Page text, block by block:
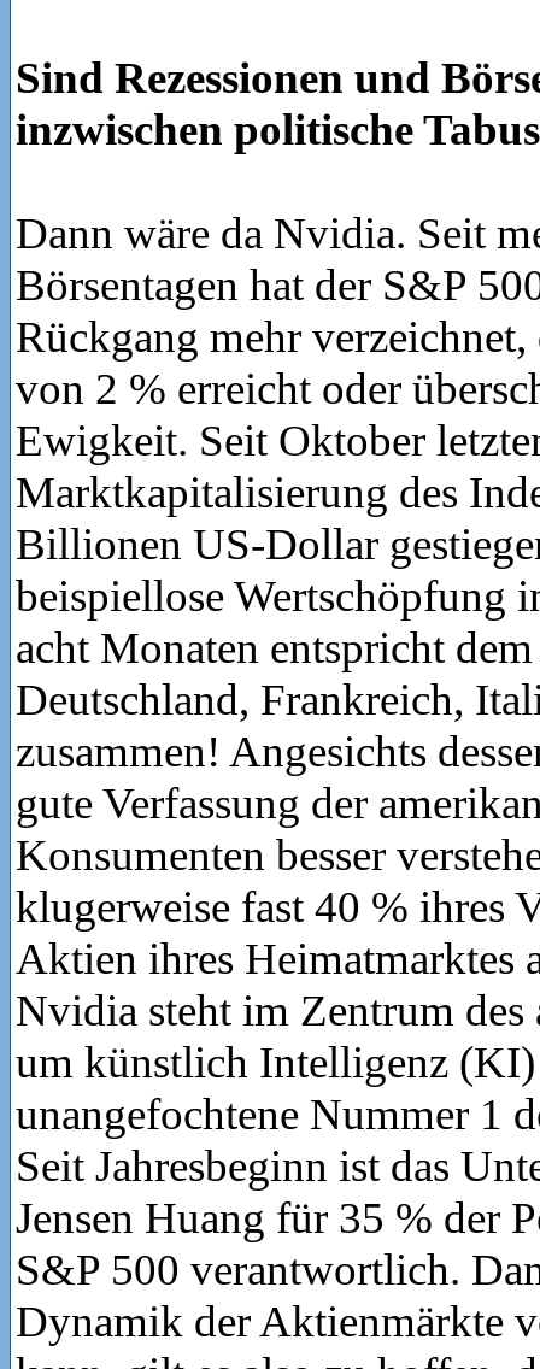
Sind Rezessionen und
inzwischen politische
Dann wäre da Nvidia. Seit
Börsentagen hat der S&P
Rückgang mehr
von 2 % erreicht oder
Ewigkeit. Seit Oktober
Marktkapitalisierung des
Billionen US-Dollar
beispiellose Wertschöpfung
acht Monaten entspricht
Deutschland, Frankreich,
zusammen! Angesichts
gute Verfassung der
Konsumenten besser
klugerweise fast 40 % ihres
Aktien ihres Heimatmarktes
Nvidia steht im Zentrum des
um künstlich Intelligenz
unangefochtene Nummer 1
Seit Jahresbeginn ist das
Jensen Huang für 35 % der
S&P 500 verantwortlich.
Dynamik der Aktienmärkte